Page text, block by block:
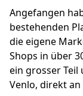
Angefangen
bestehenden
die eigene
Shops in über
ein grosser
Venlo, direkt